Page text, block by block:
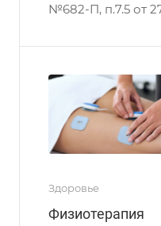
№682-П, п.7.5 от
Здоровье
Физиотерапия